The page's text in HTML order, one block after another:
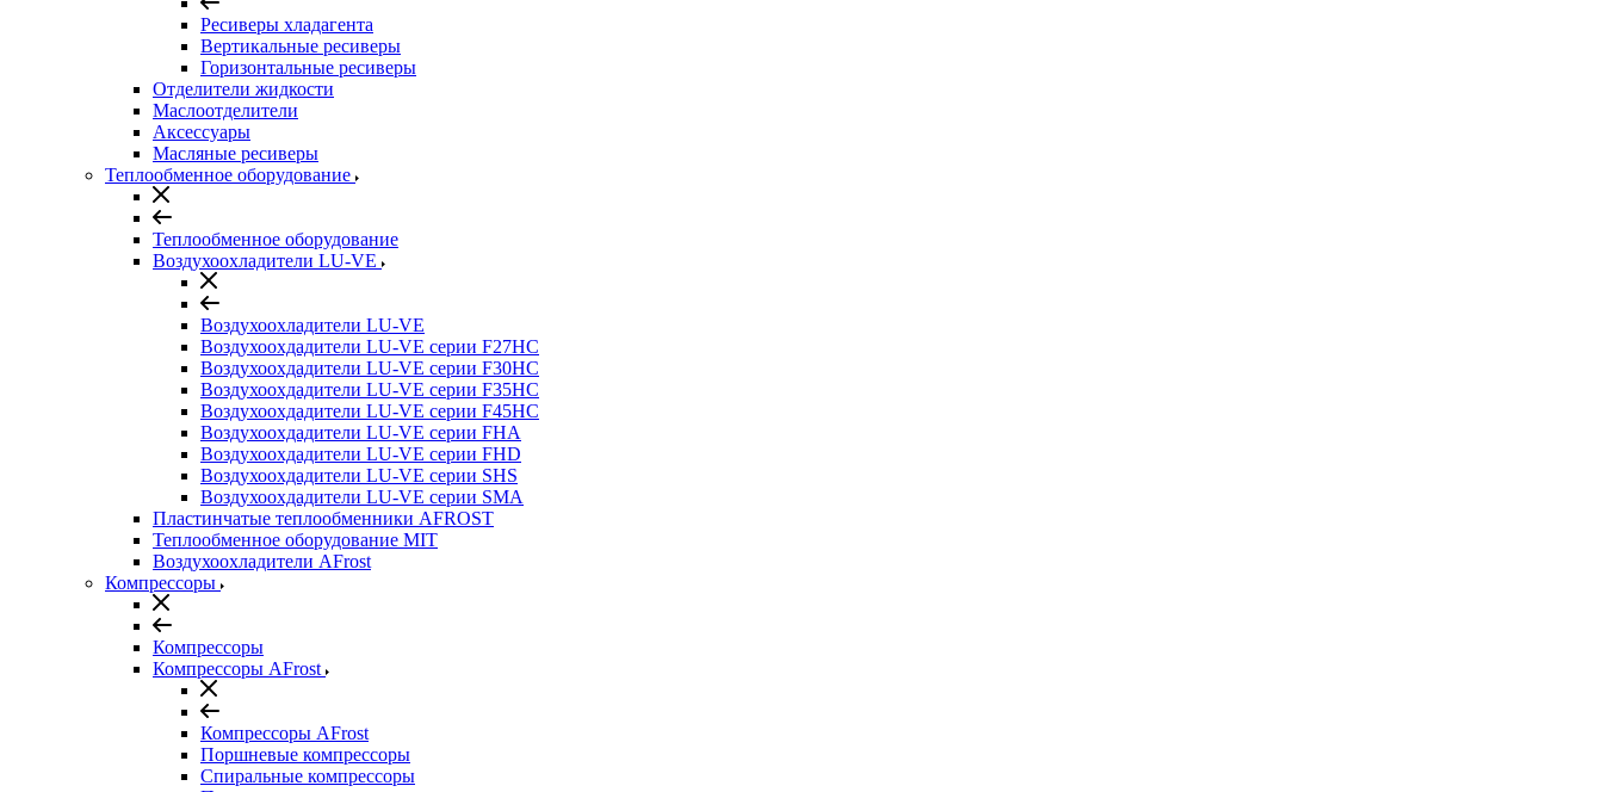
Ресиверы хладагента
Вертикальные ресиверы
Горизонтальные ресиверы
Отделители жидкости
Маслоотделители
Аксессуары
Масляные ресиверы
Теплообменное оборудование
Теплообменное оборудование
Воздухоохладители LU-VE
Воздухоохладители LU-VE
Воздухоохдадители LU-VE серии F27HC
Воздухоохдадители LU-VE серии F30HC
Воздухоохдадители LU-VE серии F35HC
Воздухоохдадители LU-VE серии F45HC
Воздухоохдадители LU-VE серии FHA
Воздухоохдадители LU-VE серии FHD
Воздухоохдадители LU-VE серии SHS
Воздухоохдадители LU-VE серии SMA
Пластинчатые теплообменники AFROST
Теплообменное оборудование MIT
Воздухоохладители AFrost
Компрессоры
Компрессоры
Компрессоры AFrost
Компрессоры AFrost
Поршневые компрессоры
Спиральные компрессоры